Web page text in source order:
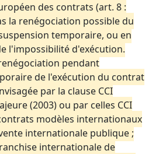
des contrats (art. 8 :
la renégociation possible du
temporaire, ou en
l'impossibilité d'exécution.
pendant
de l'exécution du contrat
par la clause CCI
(2003) ou par celles CCI
modèles internationaux
internationale publique ;
internationale de